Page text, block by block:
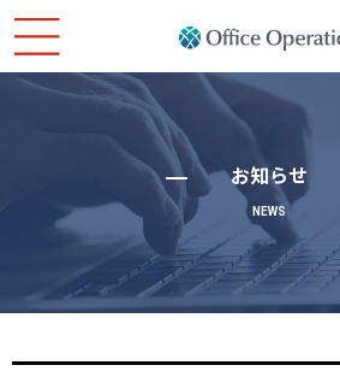
サービス紹介
Usersアカウント
お知らせ
NEWS